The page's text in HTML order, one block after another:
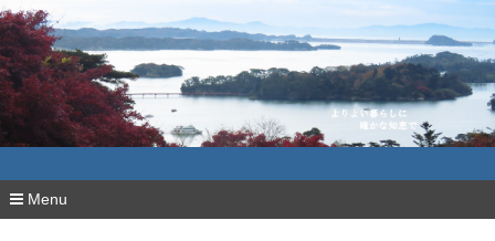
よりよい暮らしに確かな知恵で
Menu